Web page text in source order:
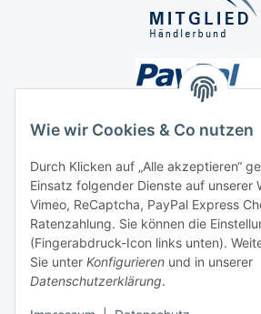
Wie wir Cookies & Co nutzen
Durch Klicken auf „Alle akzeptieren“
Einsatz folgender Dienste auf unserer
Vimeo, ReCaptcha, PayPal Express
Ratenzahlung. Sie können die
(Fingerabdruck-Icon links unten).
Sie unter Konfigurieren und in unserer
Datenschutzerklärung.
Unsere Seiten
Social Media